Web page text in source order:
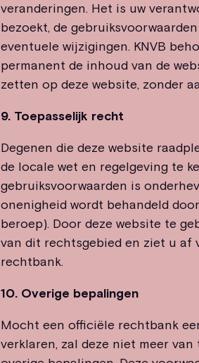
veranderingen. Het is uw
bezoekt, de
eventuele wijzigingen. KNVB
permanent de inhoud van de
zetten op deze website, zonder
9. Toepasselijk recht
Degenen die deze website
de locale wet en regelgeving te
gebruiksvoorwaarden is
onenigheid wordt behandeld
beroep). Door deze website te
van dit rechtsgebied en ziet u af
rechtbank.
10. Overige bepalingen
Mocht een officiële rechtbank
verklaren, zal deze niet meer